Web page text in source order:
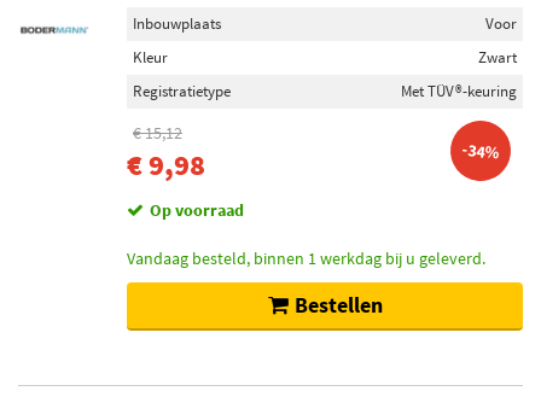
Inbouwplaats
Voor
Kleur
Zwart
Registratietype
Met TÜV®-keuring
€ 15,12
€ 9,98 -34%
Op voorraad
Vandaag besteld, binnen 1 werkdag bij u geleverd.
Bestellen